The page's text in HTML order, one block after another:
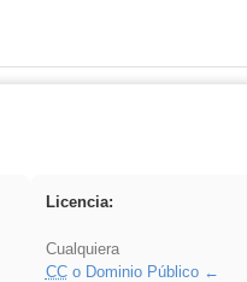
Licencia:
Cualquiera
CCo Dominio Público